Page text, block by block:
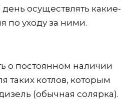
осуществлять какие-
по уходу за ними.
о постоянном наличии
таких котлов, которым
(обычная солярка).